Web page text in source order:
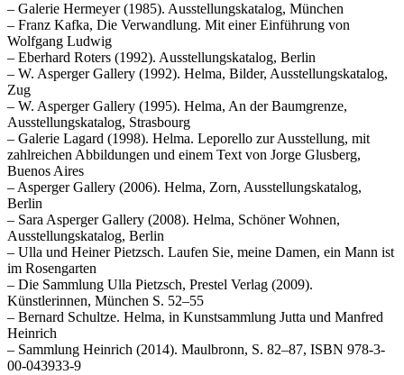
– Galerie Hermeyer (1985). Ausstellungskatalog, München
– Franz Kafka, Die Verwandlung. Mit einer Einführung von
Wolfgang Ludwig
– Eberhard Roters (1992). Ausstellungskatalog, Berlin
– W. Asperger Gallery (1992). Helma, Bilder, Ausstellungskatalog,
Zug
– W. Asperger Gallery (1995). Helma, An der Baumgrenze,
Ausstellungskatalog, Strasbourg
– Galerie Lagard (1998). Helma. Leporello zur Ausstellung, mit
zahlreichen Abbildungen und einem Text von Jorge Glusberg,
Buenos Aires
– Asperger Gallery (2006). Helma, Zorn, Ausstellungskatalog,
Berlin
– Sara Asperger Gallery (2008). Helma, Schöner Wohnen,
Ausstellungskatalog, Berlin
– Ulla und Heiner Pietzsch. Laufen Sie, meine Damen, ein Mann ist
im Rosengarten
– Die Sammlung Ulla Pietzsch, Prestel Verlag (2009).
Künstlerinnen, München S. 52–55
– Bernard Schultze. Helma, in Kunstsammlung Jutta und Manfred
Heinrich
– Sammlung Heinrich (2014). Maulbronn, S. 82–87, ISBN 978-3-
00-043933-9